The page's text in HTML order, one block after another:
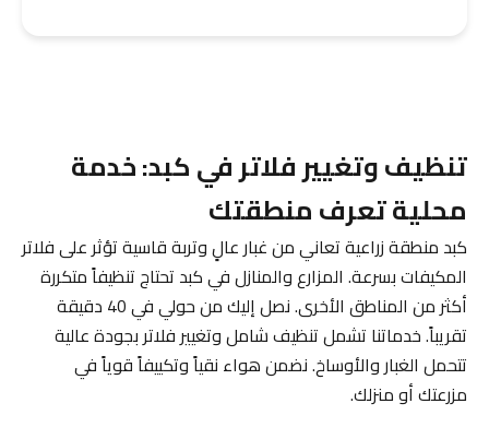
تنظيف وتغيير فلاتر في كبد: خدمة
محلية تعرف منطقتك
كبد منطقة زراعية تعاني من غبار عالٍ وتربة قاسية تؤثر على فلاتر
المكيفات بسرعة. المزارع والمنازل في كبد تحتاج تنظيفاً متكررة
أكثر من المناطق الأخرى. نصل إليك من حولي في 40 دقيقة
تقريباً. خدماتنا تشمل تنظيف شامل وتغيير فلاتر بجودة عالية
تتحمل الغبار والأوساخ. نضمن هواء نقياً وتكييفاً قوياً في
مزرعتك أو منزلك.